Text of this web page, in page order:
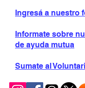
Ingresá a nuestro
Informate sobre
de ayuda mutua
Sumate al